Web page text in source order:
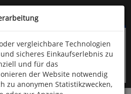
überspringen
9323-960
vergleichbare Technologien
sicheres Einkaufserlebnis zu
und für das
der Website notwendig
zu anonymen Statistikzwecken,